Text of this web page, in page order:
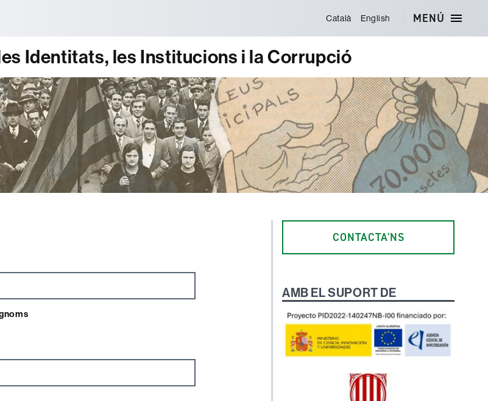
Català English MENÚ
Identitats, les Institucions i la Corrupció
CONTACTA'NS
AMB EL SUPORT DE